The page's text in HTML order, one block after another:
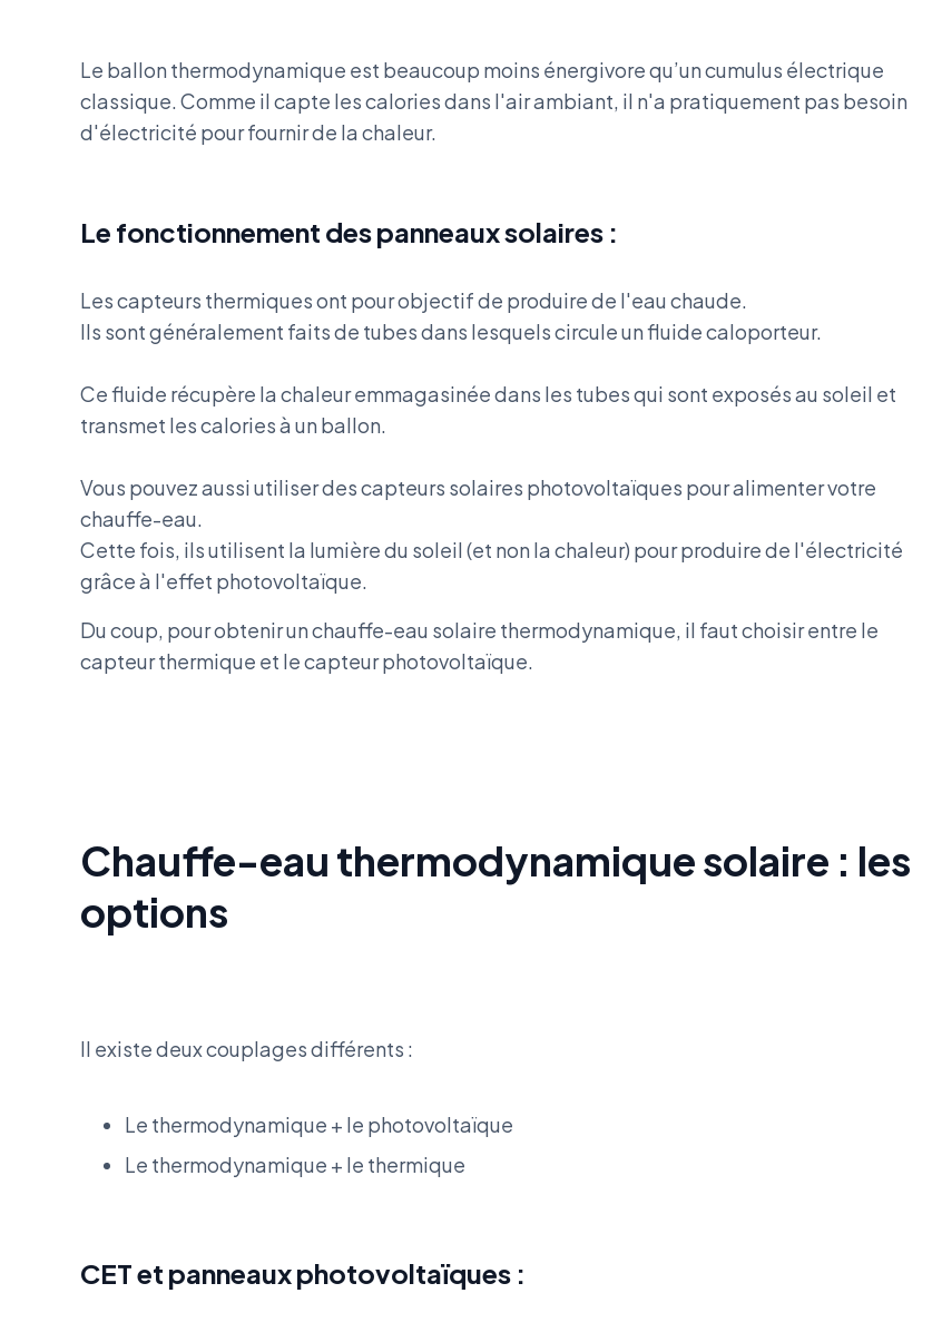
Le ballon thermodynamique est beaucoup moins énergivore qu’un cumulus électrique
classique. Comme il capte les calories dans l'air ambiant, il n'a pratiquement pas besoin
d'électricité pour fournir de la chaleur.
Le fonctionnement des panneaux solaires :
Les capteurs thermiques ont pour objectif de produire de l'eau chaude.
Ils sont généralement faits de tubes dans lesquels circule un fluide caloporteur.
Ce fluide récupère la chaleur emmagasinée dans les tubes qui sont exposés au soleil et
transmet les calories à un ballon.
Vous pouvez aussi utiliser des capteurs solaires photovoltaïques pour alimenter votre
chauffe-eau.
Cette fois, ils utilisent la lumière du soleil (et non la chaleur) pour produire de l'électricité
grâce à l'effet photovoltaïque.
Du coup, pour obtenir un chauffe-eau solaire thermodynamique, il faut choisir entre le
capteur thermique et le capteur photovoltaïque.
Chauffe-eau thermodynamique solaire : les
options
Il existe deux couplages différents :
Le thermodynamique + le photovoltaïque
Le thermodynamique + le thermique
CET et panneaux photovoltaïques :